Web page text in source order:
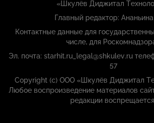
«Шкулёв Диджитал
Главный редактор:
Контактные данные для
числе, для
Эл. почта: starhit.ru_legal@shkulev.ru
57
Copyright (с) ООО «Шкулёв Диджитал
Любое воспроизведение материалов
редакции